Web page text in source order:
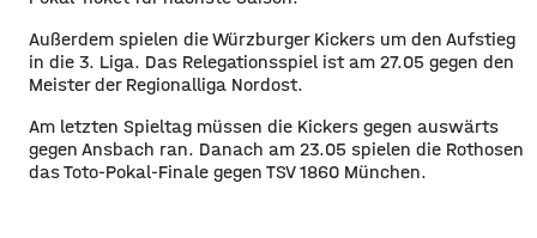
Außerdem spielen die Würzburger Kickers um den Aufstieg
in die 3. Liga. Das Relegationsspiel ist am 27.05 gegen den
Meister der Regionalliga Nordost.
Am letzten Spieltag müssen die Kickers gegen auswärts
gegen Ansbach ran. Danach am 23.05 spielen die Rothosen
das Toto-Pokal-Finale gegen TSV 1860 München.